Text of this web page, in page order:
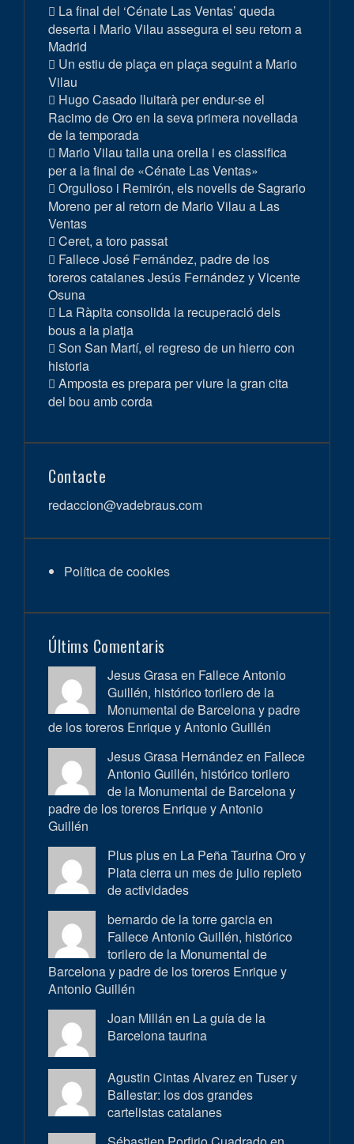
La final del ‘Cénate Las Ventas’ queda
deserta i Mario Vilau assegura el seu retorn a
Madrid
Un estiu de plaça en plaça seguint a Mario
Vilau
Hugo Casado lluitarà per endur-se el
Racimo de Oro en la seva primera novellada
de la temporada
Mario Vilau talla una orella i es classifica
per a la final de «Cénate Las Ventas»
Orgulloso i Remirón, els novells de Sagrario
Moreno per al retorn de Mario Vilau a Las
Ventas
Ceret, a toro passat
Fallece José Fernández, padre de los
toreros catalanes Jesús Fernández y Vicente
Osuna
La Ràpita consolida la recuperació dels
bous a la platja
Son San Martí, el regreso de un hierro con
historia
Amposta es prepara per viure la gran cita
del bou amb corda
Contacte
redaccion@vadebraus.com
Política de cookies
Últims Comentaris
Jesus Grasa en Fallece Antonio
Guillén, histórico torilero de la
Monumental de Barcelona y padre
de los toreros Enrique y Antonio Guillén
Jesus Grasa Hernández en Fallece
Antonio Guillén, histórico torilero
de la Monumental de Barcelona y
padre de los toreros Enrique y Antonio
Guillén
Plus plus en La Peña Taurina Oro y
Plata cierra un mes de julio repleto
de actividades
bernardo de la torre garcia en
Fallece Antonio Guillén, histórico
torilero de la Monumental de
Barcelona y padre de los toreros Enrique y
Antonio Guillén
Joan Millán en La guía de la
Barcelona taurina
Agustin Cintas Alvarez en Tuser y
Ballestar: los dos grandes
cartelistas catalanes